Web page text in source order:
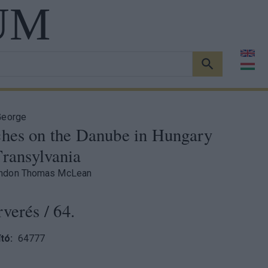
KERESÉS
on the Danube in Hungary
Thomas McLean
/ 64.
64777